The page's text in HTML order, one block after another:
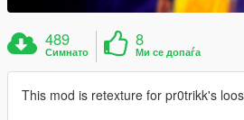
489
Симнато
8
Ми се допаѓа
This mod is retexture for pr0trikk's